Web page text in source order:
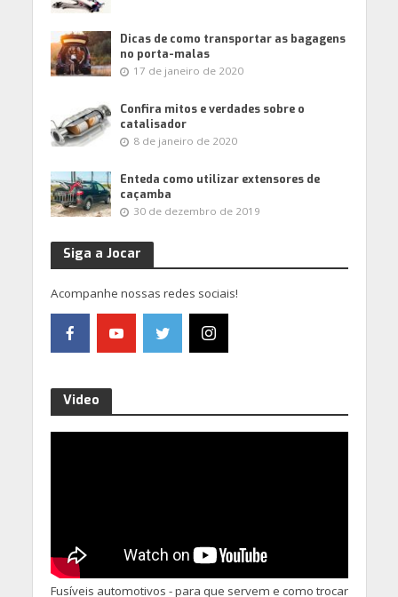
Dicas de como transportar as bagagens
no porta-malas
17 de janeiro de 2020
Confira mitos e verdades sobre o
catalisador
8 de janeiro de 2020
Enteda como utilizar extensores de
caçamba
30 de dezembro de 2019
Siga a Jocar
Acompanhe nossas redes sociais!
Video
Fusíveis automotivos - para que servem e como trocar